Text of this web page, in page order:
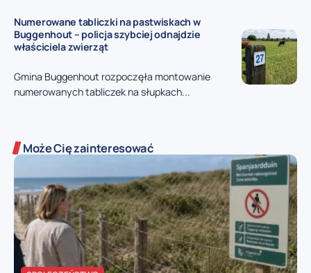
Numerowane tabliczki na pastwiskach w
Buggenhout – policja szybciej odnajdzie
właściciela zwierząt
Gmina Buggenhout rozpoczęła montowanie
numerowanych tabliczek na słupkach...
Może Cię zainteresować